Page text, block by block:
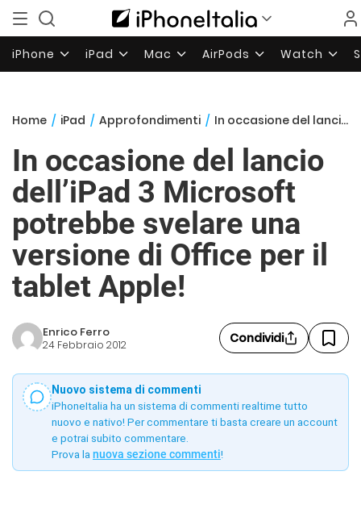
iPhone iPad Mac AirPods Watch
Home / iPad / Approfondimenti / In occasione del lancio dell’iPad 3 Microsoft potrebbe svelare una versione di Office per il tablet Apple!
In occasione del lancio
dell’iPad 3 Microsoft
potrebbe svelare una
versione di Office per il
tablet Apple!
Enrico Ferro
24 Febbraio 2012 Condividi
Nuovo sistema di commenti
iPhoneItalia ha un sistema di commenti realtime tutto
nuovo e nativo! Per commentare ti basta creare un account
e potrai subito commentare.
Prova la nuova sezione commenti!